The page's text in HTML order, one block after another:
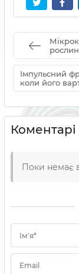
Імпульсний
коли його
Коментарі
Поки немає
Ім'я*
Email